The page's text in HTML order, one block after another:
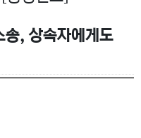
송, 상속자에게도